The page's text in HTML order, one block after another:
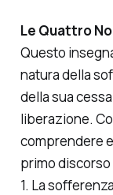
Le Quattro
Questo
natura della
della sua
liberazione.
comprendere
primo
1. La